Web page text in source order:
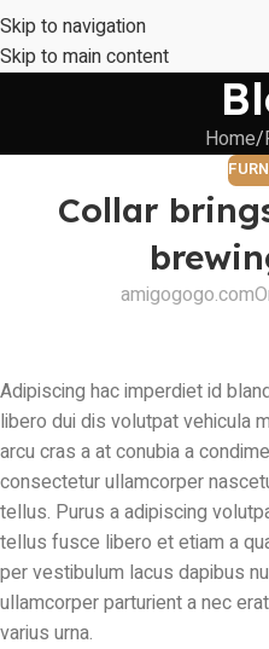
Skip to navigation
Skip to main content
Home
Collar
amigogogo.com
Adipiscing hac imperdiet id
libero dui dis volutpat vehicula
arcu cras a at conubia a
consectetur ullamcorper
tellus. Purus a adipiscing
tellus fusce libero et etiam a
per vestibulum lacus dapibus
ullamcorper parturient a nec
varius urna.